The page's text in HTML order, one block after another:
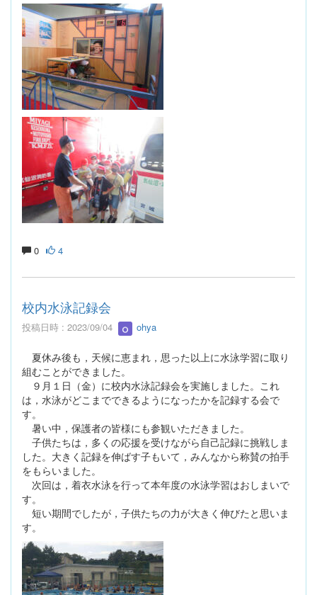
0 4
校内水泳記録会
投稿日時 : 2023/09/04 ohya
夏休み後も，天候に恵まれ，思った以上に水泳学習に取り
組むことができました。
９月１日（金）に校内水泳記録会を実施しました。これ
は，水泳がどこまでできるようになったかを記録する会で
す。
暑い中，保護者の皆様にも参観いただきました。
子供たちは，多くの応援を受けながら自己記録に挑戦しま
した。大きく記録を伸ばす子もいて，みんなから称賛の拍手
をもらいました。
次回は，着衣水泳を行って本年度の水泳学習はおしまいで
す。
短い期間でしたが，子供たちの力が大きく伸びたと思いま
す。